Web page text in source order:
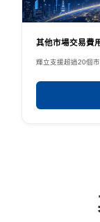
其他市場交易費
輝立支援超過20個